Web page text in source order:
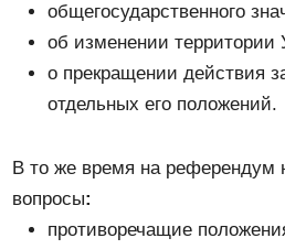
общегосударственного
об изменении территории
о прекращении действия
отдельных его положений.
В то же время на референдум
вопросы:
противоречащие